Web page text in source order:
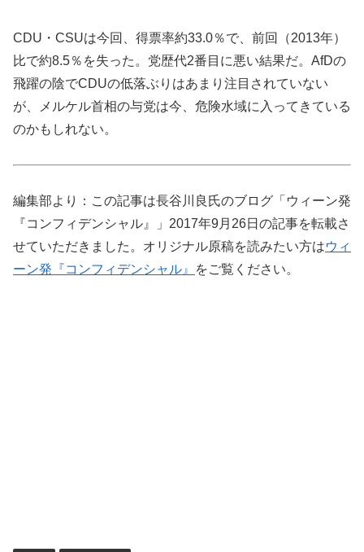
CDU・CSUは今回、得票率約33.0％で、前回（2013年）
比で約8.5％を失った。党歴代2番目に悪い結果だ。AfDの
飛躍の陰でCDUの低落ぶりはあまり注目されていない
が、メルケル首相の与党は今、危険水域に入ってきている
のかもしれない。
編集部より：この記事は長谷川良氏のブログ「ウィーン発
『コンフィデンシャル』」2017年9月26日の記事を転載さ
せていただきました。オリジナル原稿を読みたい方はウィ
ーン発『コンフィデンシャル』
をご覧ください。